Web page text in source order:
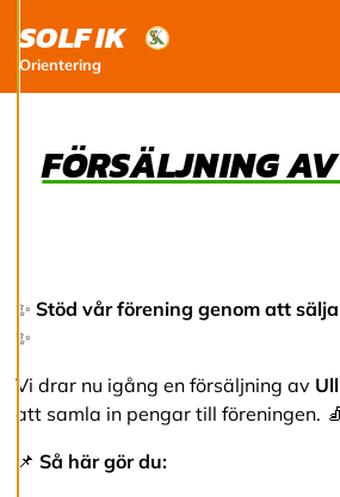
när som helst. Läs
mer om våra
cookies.
R
e
a
o
k
i
s
SOLF IK
Orientering
FÖRSÄLJNING
✨ Stöd vår förening genom att
✨
Vi drar nu igång en försäljning av
att samla in pengar till föreningen.
📌 Så här gör du: